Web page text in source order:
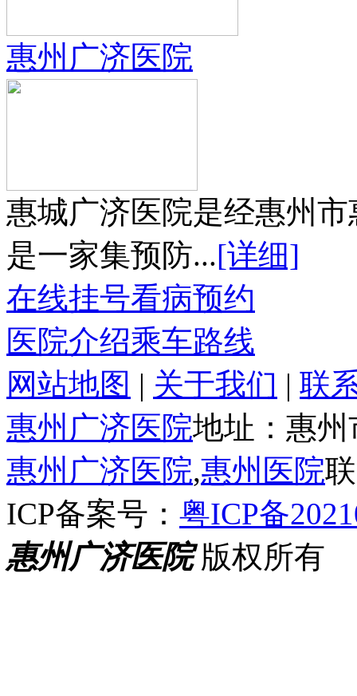
惠州广济医院
惠城广济医院是经惠州
是一家集预防...[详细]
在线挂号看病预约
医院介绍乘车路线
网站地图 | 关于我们 | 联
惠州广济医院地址：惠
惠州广济医院,惠州医院
ICP备案号： 粤ICP备
惠州广济医院版权所有